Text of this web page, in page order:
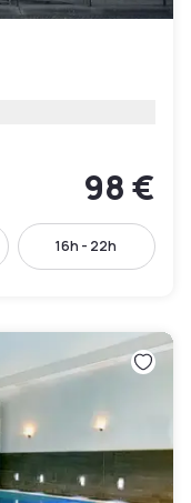
98 €
16h - 22h